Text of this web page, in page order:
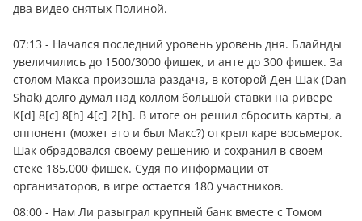
два видео снятых Полиной.
07:13 - Начался последний уровень уровень дня. Блайнды
увеличились до 1500/3000 фишек, и анте до 300 фишек. За
столом Макса произошла раздача, в которой Ден Шак (Dan
Shak) долго думал над коллом большой ставки на ривере
K[d] 8[c] 8[h] 4[c] 2[h]. В итоге он решил сбросить карты, а
оппонент (может это и был Макс?) открыл каре восьмерок.
Шак обрадовался своему решению и сохранил в своем
стеке 185,000 фишек. Судя по информации от
организаторов, в игре остается 180 участников.
08:00 - Нам Ли разыграл крупный банк вместе с Томом